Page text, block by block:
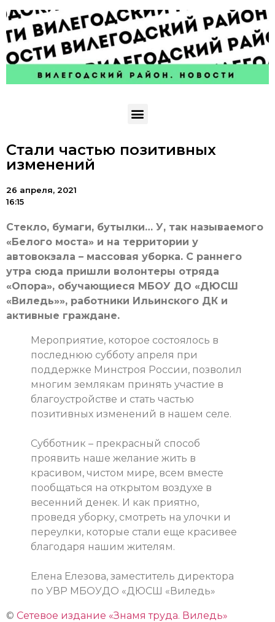
Стали частью позитивных
изменений
26 апреля, 2021
16:15
Стекло, бумаги, бутылки… У, так называемого
«Белого моста» и на территории у
автовокзала – массовая уборка. С раннего
утра сюда пришли волонтеры отряда
«Опора», обучающиеся МБОУ ДО «ДЮСШ
«Виледь»», работники Ильинского ДК и
активные граждане.
Мероприятие, которое состоялось в
последнюю субботу апреля при
поддержке Минстроя России, позволил
многим землякам принять участие в
благоустройстве и стать частью
позитивных изменений в нашем селе.
Субботник – прекрасный способ
проявить наше желание жить в
красивом, чистом мире, всем вместе
пообщаться на открытом воздухе в
весенний денек. И как приятно,
проведя уборку, смотреть на улочки и
переулки, которые стали еще красивее
благодаря нашим жителям.
Елена Елезова, заместитель директора
по УВР МБОУДО «ДЮСШ «Виледь»
© Сетевое издание «Знамя труда. Виледь»